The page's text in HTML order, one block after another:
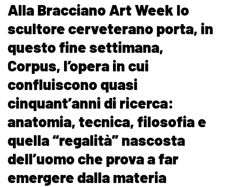
Alla Bracciano Art Week lo
scultore cerveterano porta, in
questo fine settimana,
Corpus, l’opera in cui
confluiscono quasi
cinquant’anni di ricerca:
anatomia, tecnica, filosofia e
quella “regalità” nascosta
dell’uomo che prova a far
emergere dalla materia